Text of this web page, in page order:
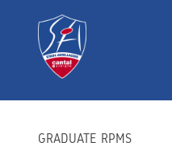
contenu
GRADUATE RPMS